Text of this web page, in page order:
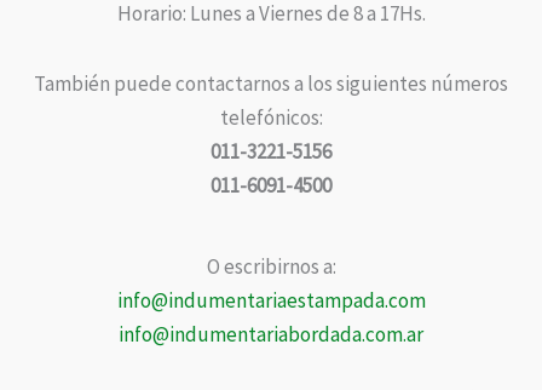
Horario: Lunes a Viernes de 8 a 17Hs.
También puede contactarnos a los siguientes números
telefónicos:
011-3221-5156
011-6091-4500
O escribirnos a:
info@indumentariaestampada.com
info@indumentariabordada.com.ar